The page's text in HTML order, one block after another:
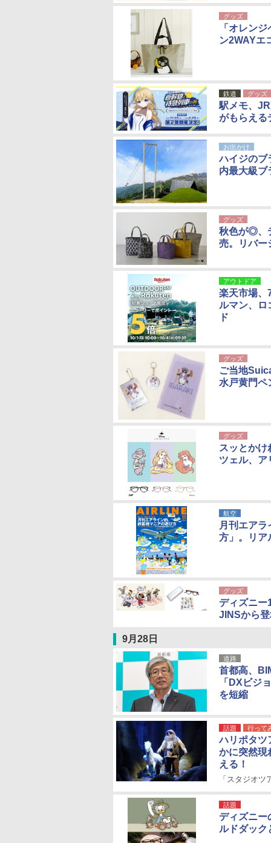
グッズ
「オレン
ン2WAYエ
鉄道 グッズ
駅メモ、
がもらえる
お出かけ
ハイジの
内最大級ブ
グッズ
秋色が◎、
売。リバー
アウトドア
楽天市場
ルマン、ロ
ド
グッズ
ご当地
水戸黄門ペ
グッズ
スッとか
ツェル、ア
航空
月刊エア
方」。リア
グッズ
ディズニ
JINSから
9月28日
道路
首都高、
「DXビジ
を短縮
話題 行って
ハリポタツ
かに突然現
える！
「スタジオ
話題
ディズニー
ルドダック